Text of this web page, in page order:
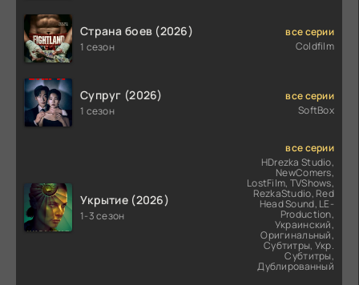
Страна боев (2026)
1 сезон
все серии
Coldfilm
Супруг (2026)
1 сезон
все серии
SoftBox
Укрытие (2026)
1-3 сезон
все серии
HDrezka Studio,
NewComers,
LostFilm, TVShows,
RezkaStudio, Red
Head Sound, LE-
Production,
Украинский,
Оригинальный,
Субтитры, Укр.
Субтитры,
Дублированный